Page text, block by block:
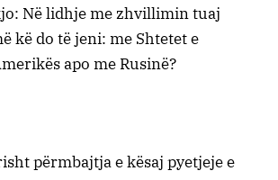
Në lidhje me zhvillimin tuaj
kë do të jeni: me Shtetet e
apo me Rusinë?
përmbajtja e kësaj pyetjeje e